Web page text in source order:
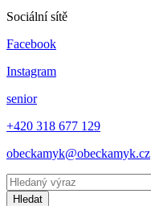
Sociální sítě
Facebook
Instagram
senior
+420 318 677 129
obeckamyk@obeckamyk.cz
Hledat